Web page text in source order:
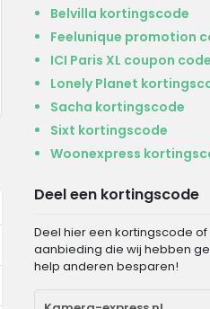
Belvilla kortingscode
Feelunique promotion
ICI Paris XL coupon code
Lonely Planet
Sacha kortingscode
Sixt kortingscode
Woonexpress
Deel een kortingscode
Deel hier een kortingscode of
aanbieding die wij hebben
help anderen besparen!